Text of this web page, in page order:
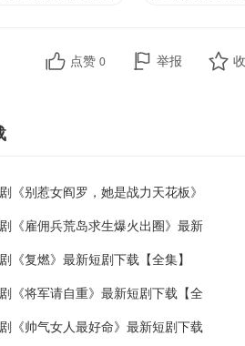
点赞 0 举报
《别惹女阎罗，她是战力天花板》
《雇佣兵荒岛求生爆火出圈》最新
《复燃》最新短剧下载【全集】
《将军请自重》最新短剧下载【全
《帅气女人最好命》最新短剧下载